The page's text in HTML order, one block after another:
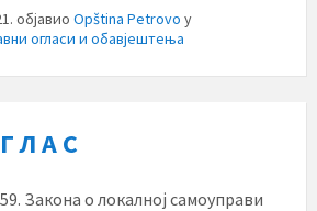
објавио Opština Petrovo у
огласи и обавјештења
Л А С
Закона о локалној самоуправи